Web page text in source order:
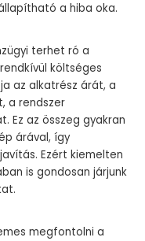
a hiba oka.
terhet ró a
költséges
az alkatrész árát, a
a rendszer
Ez az összeg gyakran
árával, így
Ezért kiemelten
is gondosan járjunk
megfontolni a